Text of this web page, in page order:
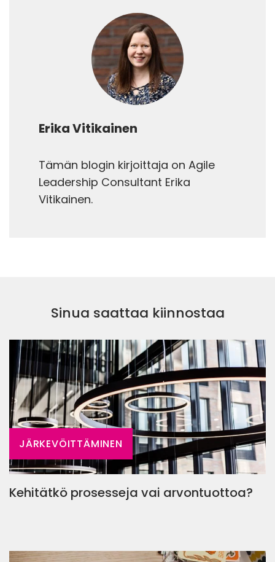
Erika Vitikainen
Tämän blogin kirjoittaja on Agile
Leadership Consultant Erika
Vitikainen.
Sinua saattaa kiinnostaa
JÄRKEVÖITTÄMINEN
Kehitätkö prosesseja vai arvontuottoa?